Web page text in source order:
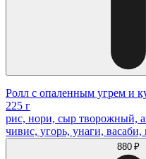
Ролл с опаленным угрем и
225 г
рис, нори, сыр творожный,
чивис, угорь, унаги,
880 ₽